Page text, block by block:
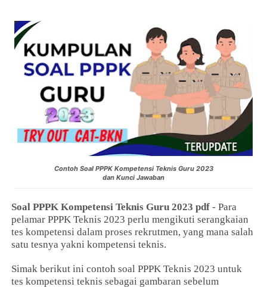
Contoh Soal PPPK Kompetensi Teknis Guru 2023
dan Kunci Jawaban
Soal PPPK Kompetensi Teknis Guru 2023 pdf - Para
pelamar PPPK Teknis 2023 perlu mengikuti serangkaian
tes kompetensi dalam proses rekrutmen, yang mana salah
satu tesnya yakni kompetensi teknis.
Simak berikut ini contoh soal PPPK Teknis 2023 untuk
tes kompetensi teknis sebagai gambaran sebelum